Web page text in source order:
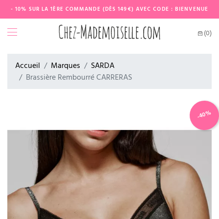
- 10% SUR LA 1ÈRE COMMANDE (DÈS 149€) AVEC CODE : BIENVENUE
(0)
Accueil Marques
SARDA
Brassière Rembourré CARRERAS
-40%